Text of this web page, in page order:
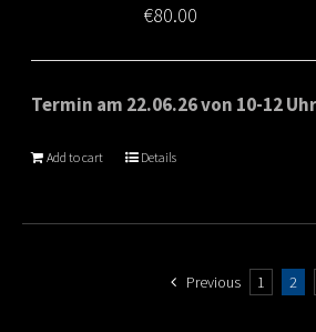
€80.00
Termin am 22.06.26 von 10-12 Uhr
Add to cart Details
Previous 1 2